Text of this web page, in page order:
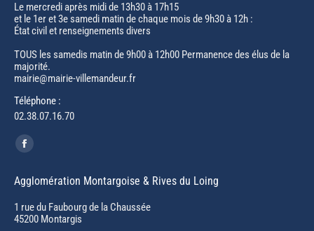
Le mercredi après midi de 13h30 à 17h15
et le 1er et 3e samedi matin de chaque mois de 9h30 à 12h :
État civil et renseignements divers
TOUS les samedis matin de 9h00 à 12h00 Permanence des élus de la
majorité.
mairie@mairie-villemandeur.fr
Téléphone :
02.38.07.16.70
Trouvez nous sur :
Facebook
opens
in
new
Agglomération Montargoise & Rives du Loing
1 rue du Faubourg de la Chaussée
45200 Montargis